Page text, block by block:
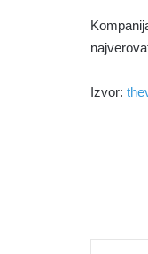
Izvor: